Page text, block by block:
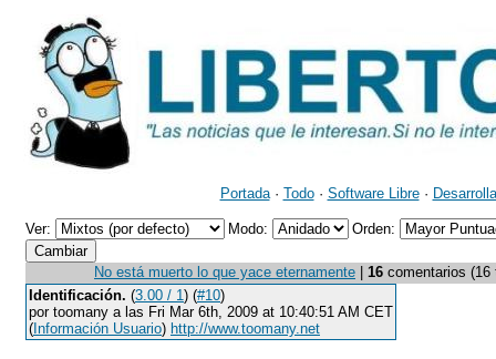
Portada· Todo· Software Libre·
Ver: Modo: Orden:
No está muerto lo que yace eternamente 16 comentarios
Identificación. (3.00 / 1) (#10)
por toomany a las Fri Mar 6th, 2009 at 10:40:51 AM CET
( Información Usuario) http://www.toomany.net